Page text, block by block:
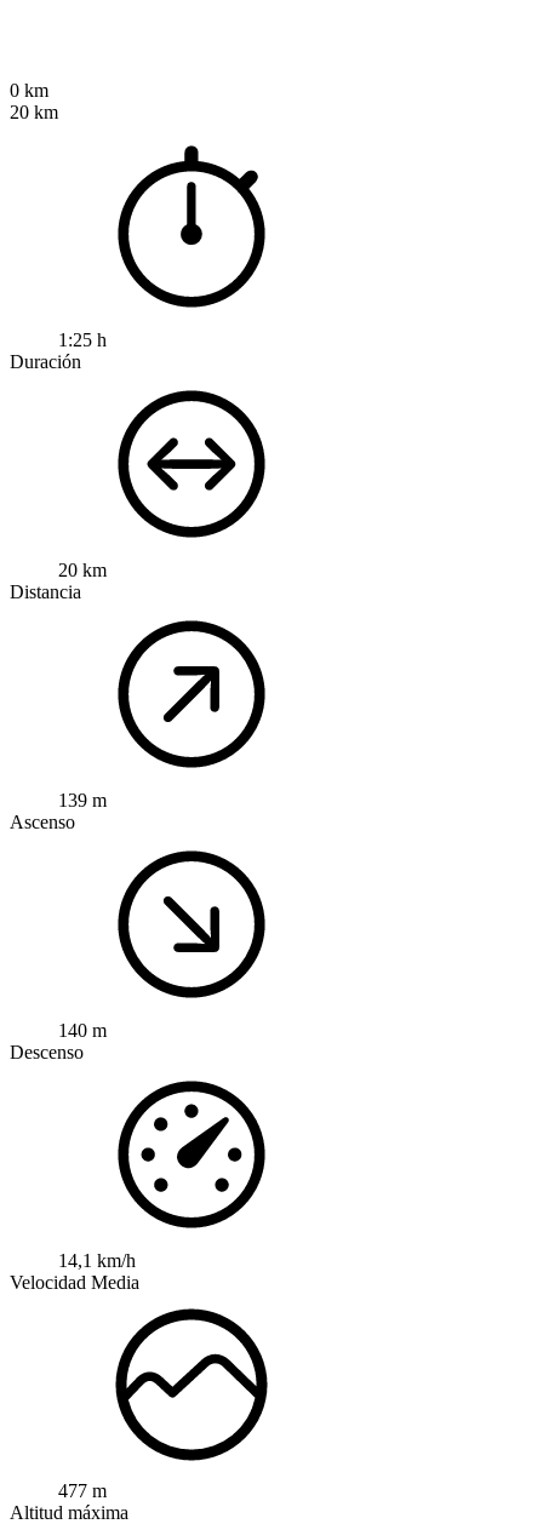
0 km
20 km
1:25 h
Duración
20 km
Distancia
139 m
Ascenso
140 m
Descenso
14,1 km/h
Velocidad Media
477 m
Altitud máxima